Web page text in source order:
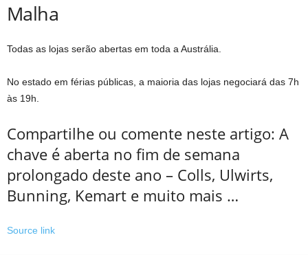
Malha
Todas as lojas serão abertas em toda a Austrália.
No estado em férias públicas, a maioria das lojas negociará das 7h
às 19h.
Compartilhe ou comente neste artigo: A
chave é aberta no fim de semana
prolongado deste ano – Colls, Ulwirts,
Bunning, Kemart e muito mais …
Source link